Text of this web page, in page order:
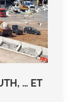
… ET